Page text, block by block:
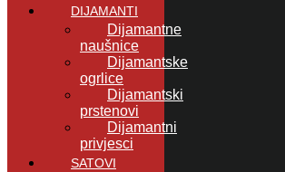
DIJAMANTI
Dijamantne
naušnice
Dijamantske
ogrlice
Dijamantski
prstenovi
Dijamantni
privjesci
SATOVI